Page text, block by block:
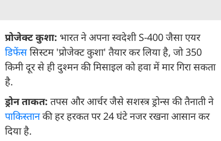
प्रोजेक्ट कुशा: भारत ने अपना स्वदेशी S-400 जैसा एयर
डिफेंससिस्टम 'प्रोजेक्ट कुशा' तैयार कर लिया है, जो 350
किमी दूर से ही दुश्मन की मिसाइल को हवा में मार गिरा सकता
है.
ड्रोन ताकत: तपस और आर्चर जैसे सशस्त्र ड्रोन्स की तैनाती ने
पाकिस्तानकी हर हरकत पर 24 घंटे नजर रखना आसान कर
दिया है.